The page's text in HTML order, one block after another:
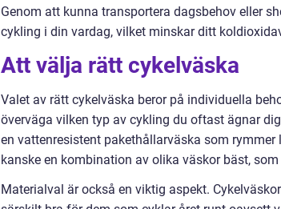
Genom att kunna transportera dagsbehov eller
cykling i din vardag, vilket minskar ditt
Att välja rätt cykelväska
Valet av rätt cykelväska beror på individuella
överväga vilken typ av cykling du oftast ägnar
en vattenresistent pakethållarväska som
kanske en kombination av olika väskor bäst,
Materialval är också en viktig aspekt.